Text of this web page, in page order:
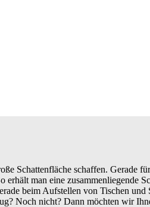
Schattenfläche schaffen. Gerade
man eine zusammenliegende
beim Aufstellen von Tischen und
Noch nicht? Dann möchten wir